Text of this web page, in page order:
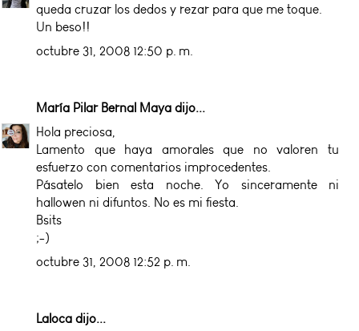
queda cruzar los dedos y rezar para que me toque.
Un beso!!
octubre 31, 2008 12:50 p. m.
María Pilar Bernal Maya dijo...
Hola preciosa,
Lamento que haya amorales que no valoren tu
esfuerzo con comentarios improcedentes.
Pásatelo bien esta noche. Yo sinceramente ni
hallowen ni difuntos. No es mi fiesta.
Bsits
;-)
octubre 31, 2008 12:52 p. m.
Laloca dijo...